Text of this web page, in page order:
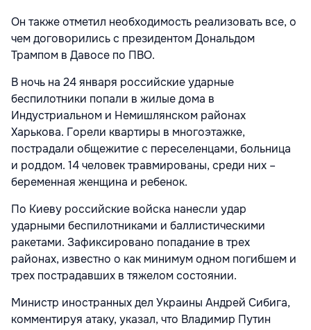
Он также отметил необходимость реализовать все, о
чем договорились с президентом Дональдом
Трампом в Давосе по ПВО.
В ночь на 24 января российские ударные
беспилотники попали в жилые дома в
Индустриальном и Немишлянском районах
Харькова. Горели квартиры в многоэтажке,
пострадали общежитие с переселенцами, больница
и роддом. 14 человек травмированы, среди них –
беременная женщина и ребенок.
По Киеву российские войска нанесли удар
ударными беспилотниками и баллистическими
ракетами. Зафиксировано попадание в трех
районах, известно о как минимум одном погибшем и
трех пострадавших в тяжелом состоянии.
Министр иностранных дел Украины Андрей Сибига,
комментируя атаку, указал, что Владимир Путин